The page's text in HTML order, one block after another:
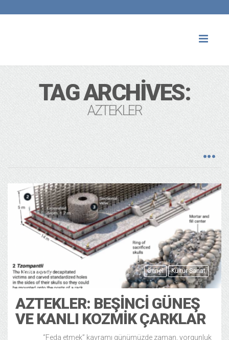
TAG ARCHIVES:
AZTEKLER
Genel Kültür Sanat
24/01/2026
AZTEKLER: BEŞINCI GÜNEŞ
VE KANLI KOZMIK ÇARKLAR
“Feda etmek” kavramı günümüzde zaman, yorgunluk